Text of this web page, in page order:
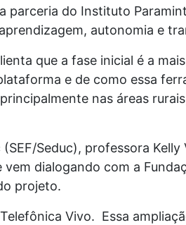
parceria do Instituto
autonomia e
que a fase inicial é a
e de como essa
nas áreas
Seduc), professora Kelly
dialogando com a
projeto.
Vivo. Essa